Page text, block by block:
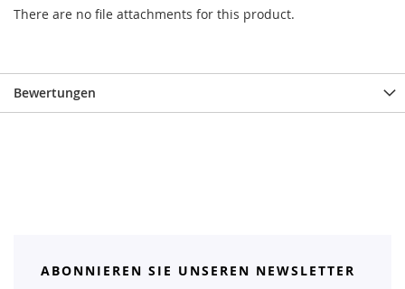
There are no file attachments for this product.
Bewertungen
ABONNIEREN SIE UNSEREN NEWSLETTER